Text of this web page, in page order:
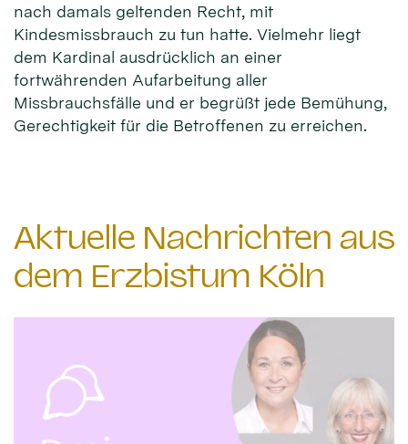
nach damals geltenden Recht, mit
Kindesmissbrauch zu tun hatte. Vielmehr liegt
dem Kardinal ausdrücklich an einer
fortwährenden Aufarbeitung aller
Missbrauchsfälle und er begrüßt jede Bemühung,
Gerechtigkeit für die Betroffenen zu erreichen.
Aktuelle Nachrichten aus
dem Erzbistum Köln